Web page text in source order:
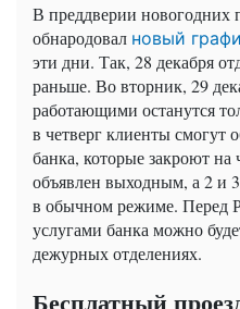
В преддверии новогодних
обнародовал новый
эти дни. Так, 28 декабря
раньше. Во вторник, 29
работающими останутся
в четверг клиенты смогут
банка, которые закроют на
объявлен выходным, а 2 и 3
в обычном режиме. Перед
услугами банка можно
дежурных отделениях.